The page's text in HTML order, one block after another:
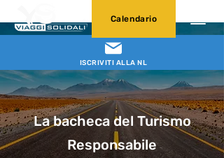
ISCRIVITI ALLA NL
Calendario
La bacheca del Turismo
Responsabile